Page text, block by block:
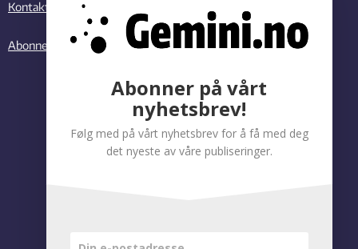
Kontakt oss
Abonner på vårt nyhetsbrev
Abonner på vårt
nyhetsbrev!
Følg med på vårt nyhetsbrev for å få med deg
det nyeste av våre publiseringer.